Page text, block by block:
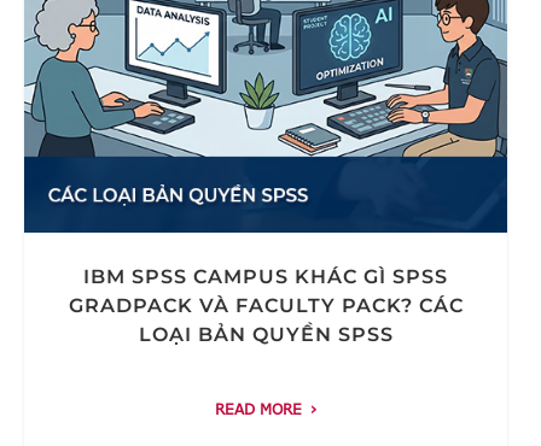
IBM SPSS CAMPUS KHÁC GÌ SPSS
GRADPACK VÀ FACULTY PACK? CÁC
LOẠI BẢN QUYỀN SPSS
READ MORE